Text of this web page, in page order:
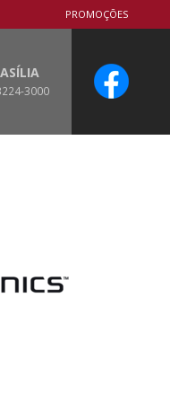
PROMOÇÕES
3000